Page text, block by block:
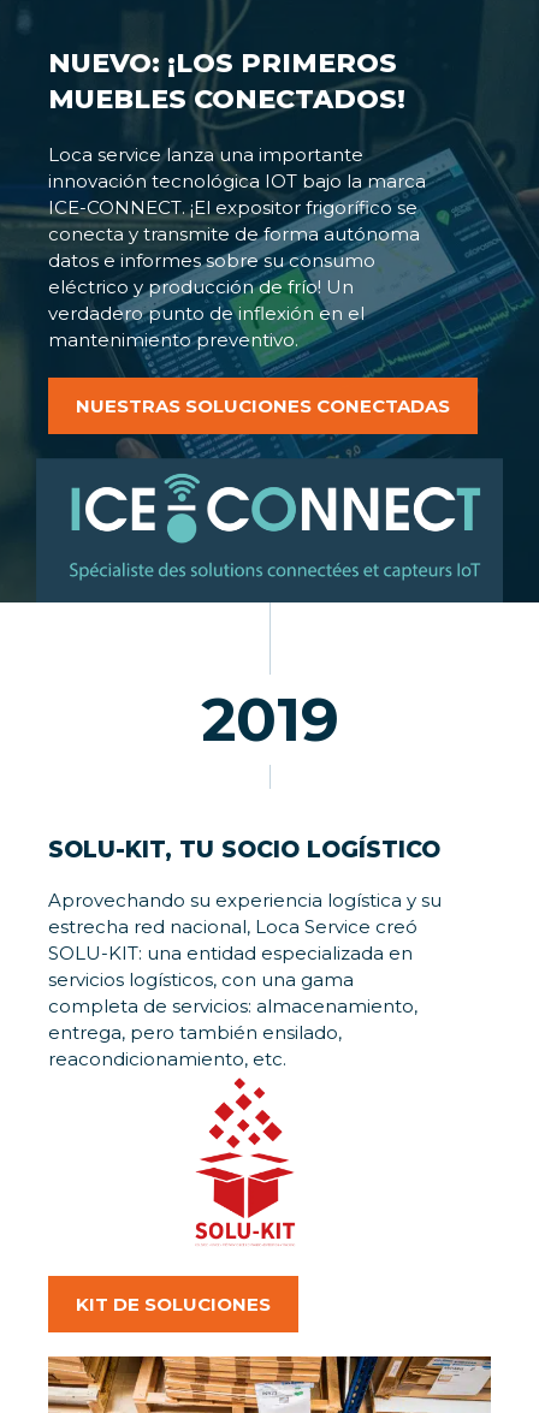
NUEVO: ¡LOS PRIMEROS
MUEBLES CONECTADOS!
Loca service lanza una importante
innovación tecnológica IOT bajo la marca
ICE-CONNECT. ¡El expositor frigorífico se
conecta y transmite de forma autónoma
datos e informes sobre su consumo
eléctrico y producción de frío! Un
verdadero punto de inflexión en el
mantenimiento preventivo.
NUESTRAS SOLUCIONES CONECTADAS
2019
SOLU-KIT, TU SOCIO LOGÍSTICO
Aprovechando su experiencia logística y su
estrecha red nacional, Loca Service creó
SOLU-KIT: una entidad especializada en
servicios logísticos, con una gama
completa de servicios: almacenamiento,
entrega, pero también ensilado,
reacondicionamiento, etc.
KIT DE SOLUCIONES